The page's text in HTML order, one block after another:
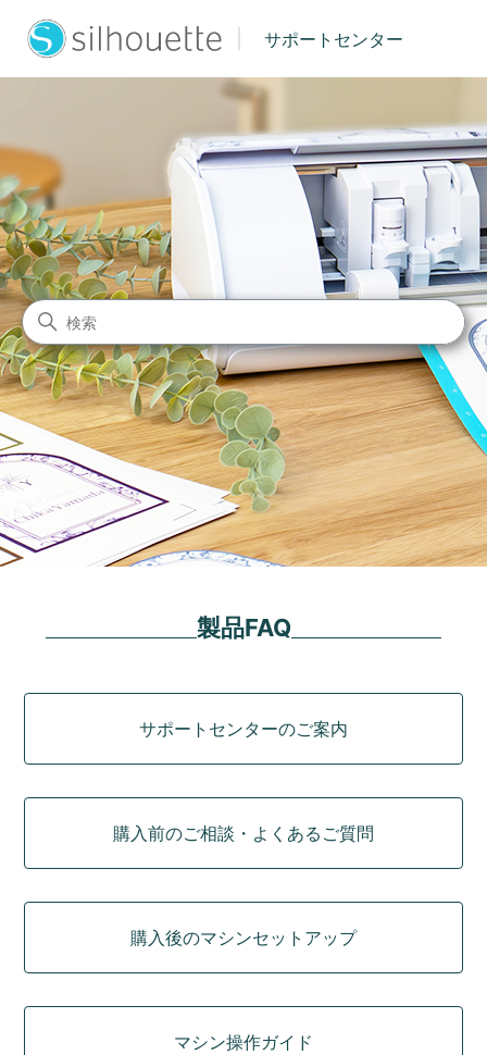
サポートセンター
シルエットジャパン サポート
検索
製品FAQ
サポートセンターのご案内
購入前のご相談・よくあるご質問
購入後のマシンセットアップ
マシン操作ガイド